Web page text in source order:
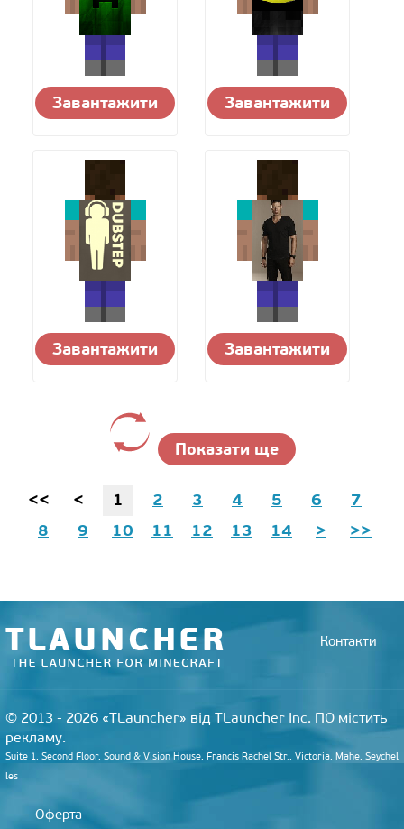
Завантажити Завантажити
Завантажити Завантажити
Показати ще
<< < 1 2 3 4 5 6
7
8
9 10 11 12 13 14 > >>
Контакти
© 2013 - 2026 «TLauncher» від TLauncher Inc. ПО містить
рекламу.
Suite 1, Second Floor, Sound & Vision House, Francis Rachel Str., Victoria, Mahe, Seychel
les
Оферта